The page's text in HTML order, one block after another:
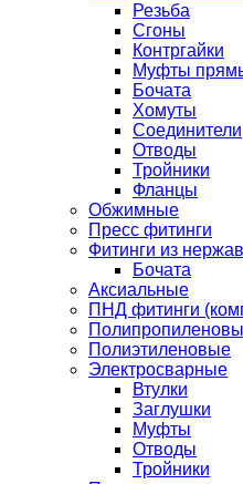
Резьба
Сгоны
Контргайки
Муфты
Бочата
Хомуты
Соединители
Отводы
Тройники
Фланцы
Обжимные
Пресс фитинги
Фитинги из
Бочата
Аксиальные
ПНД фитинги
Полиэтиленовые
Электросварные
Втулки
Заглушки
Муфты
Отводы
Тройники